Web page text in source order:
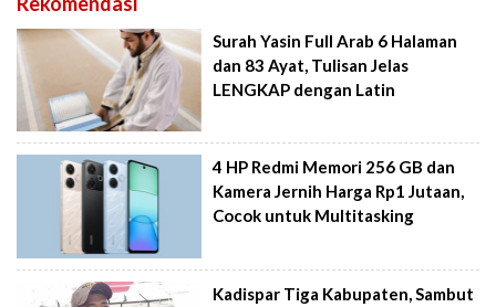
Surah Yasin Full Arab 6 Halaman
dan 83 Ayat, Tulisan Jelas
LENGKAP dengan Latin
4 HP Redmi Memori 256 GB dan
Kamera Jernih Harga Rp1 Jutaan,
Cocok untuk Multitasking
Kadispar Tiga Kabupaten, Sambut